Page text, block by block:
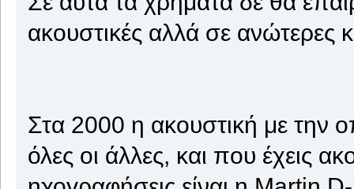
ακουστικές αλλά σε ανώτερες
Στα 2000 η ακουστική με την
όλες οι άλλες, και που έχεις